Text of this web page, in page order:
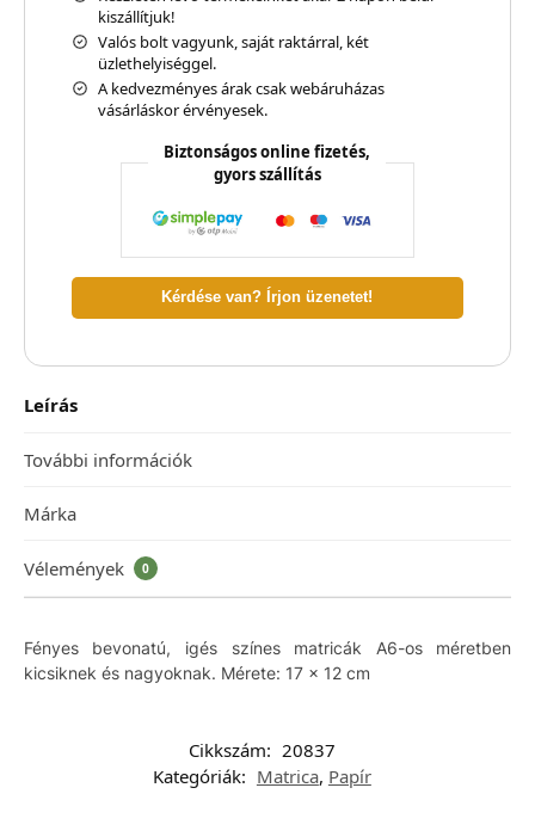
kiszállítjuk!
Valós bolt vagyunk, saját raktárral, két
üzlethelyiséggel.
A kedvezményes árak csak webáruházas
vásárláskor érvényesek.
Biztonságos online fizetés,
gyors szállítás
Kérdése van? Írjon üzenetet!
Leírás
További információk
Márka
Vélemények 0
Fényes bevonatú, igés színes matricák A6-os méretben
kicsiknek és nagyoknak. Mérete: 17 x 12 cm
Cikkszám: 20837
Kategóriák: Matrica, Papír